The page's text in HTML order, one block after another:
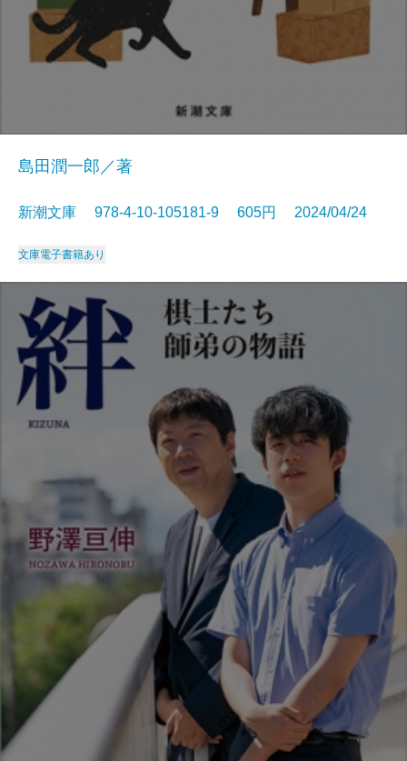
島田潤一郎／著
新潮文庫 978-4-10-105181-9 605円 2024/04/24
文庫電子書籍あり